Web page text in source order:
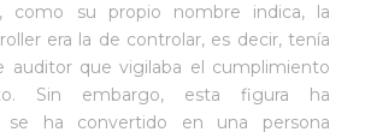
como su propio nombre indica, la
era la de controlar, es decir, tenía
auditor que vigilaba el cumplimiento
Sin embargo, esta figura ha
se ha convertido en una persona